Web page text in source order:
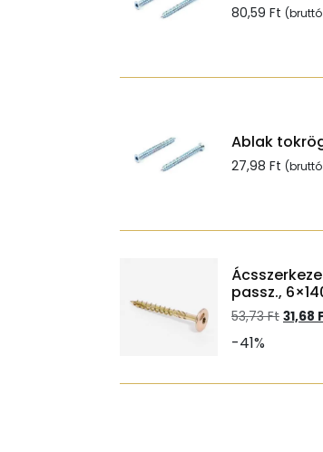
80,59 Ft (bruttó
Ablak
27,98 Ft (bruttó
passz.,
53,73Ft 31,68
-41%